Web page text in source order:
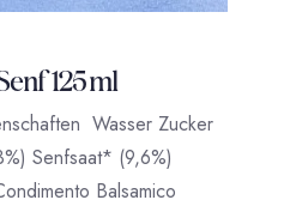
125 ml
Wasser Zucker
Senfsaat* (9,6%)
Balsamico